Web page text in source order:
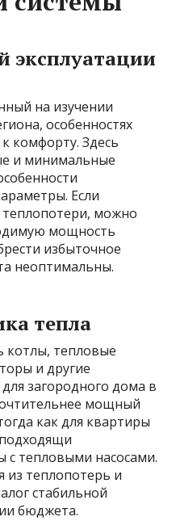
эксплуатации
на изучении
особенностях
комфорту. Здесь
и минимальные
Если
можно
мощность
избыточное
неоптимальны.
тепла
котлы, тепловые
и другие
загородного дома в
мощный
как для квартиры
с тепловыми насосами.
из теплопотерь и
стабильной
бюджета.